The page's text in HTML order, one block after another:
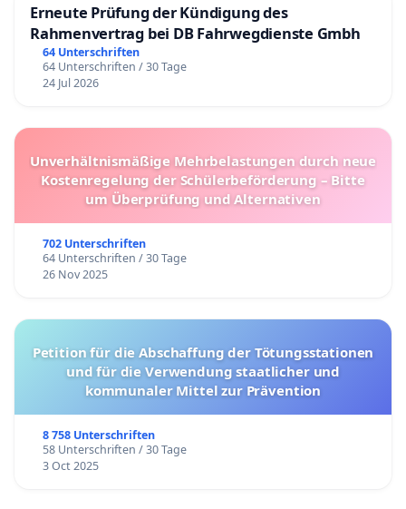
Erneute Prüfung der Kündigung des
Rahmenvertrag bei DB Fahrwegdienste Gmbh
64 Unterschriften
64 Unterschriften / 30 Tage
24 Jul 2026
Unverhältnismäßige Mehrbelastungen durch neue
Kostenregelung der Schülerbeförderung – Bitte
um Überprüfung und Alternativen
702 Unterschriften
64 Unterschriften / 30 Tage
26 Nov 2025
Petition für die Abschaffung der Tötungsstationen
und für die Verwendung staatlicher und
kommunaler Mittel zur Prävention
8 758 Unterschriften
58 Unterschriften / 30 Tage
3 Oct 2025